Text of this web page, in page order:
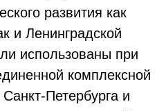
развития как
и Ленинградской
использованы при
комплексной
Петербурга и